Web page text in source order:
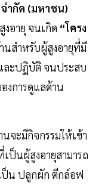
จำกัด (มหาชน)
อายุ จนเกิด “โครง
นสำหรับผู้สูงอายุที่มี
ละปฏิบัติ จนประสบ
งการดูแลด้าน
จะมีกิจกรรมให้เข้า
ป็นผู้สูงอายุสามารถ
ป็น ปลูกผัก ตีกล์อฟ